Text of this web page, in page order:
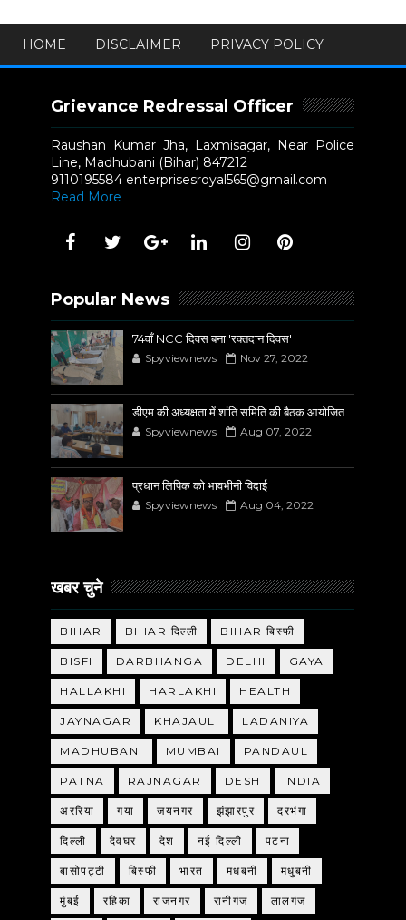
HOME DISCLAIMER PRIVACY POLICY
Grievance Redressal Officer
Raushan Kumar Jha, Laxmisagar, Near Police
Line, Madhubani (Bihar) 847212
9110195584 enterprisesroyal565@gmail.com
Read More
Popular News
74वाँ NCC दिवस बना 'रक्तदान दिवस'
Spyviewnews Nov 27, 2022
डीएम की अध्यक्षता में शांति समिति की बैठक आयोजित
Spyviewnews Aug 07, 2022
प्रधान लिपिक को भावभीनी विदाई
Spyviewnews Aug 04, 2022
खबर चुने
BIHAR BIHAR दिल्ली BIHAR बिस्फी
BISFI DARBHANGA DELHI GAYA
HALLAKHI HARLAKHI HEALTH
JAYNAGAR KHAJAULI LADANIYA
MADHUBANI MUMBAI PANDAUL
PATNA RAJNAGAR DESH INDIA
अररिया गया जयनगर झंझारपुर दरभंगा
दिल्ली देवघर देश नई दिल्ली पटना
बासोपट्टी बिस्फी भारत मधबनी मधुबनी
मुंबई रहिका राजनगर रानीगंज लालगंज